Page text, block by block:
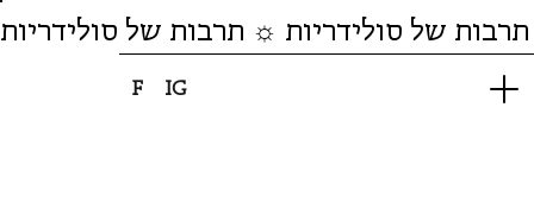
F IG
של סולידריות ☼ תרבות של סולידריות